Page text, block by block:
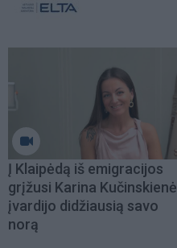
Į Klaipėdą iš emigracijos
grįžusi Karina Kučinskienė
įvardijo didžiausią savo
norą